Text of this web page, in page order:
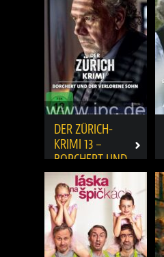
DER ZÜRICH-
KRIMI 13 –
BORCHERT UND
DER VERLORENE
SOHN